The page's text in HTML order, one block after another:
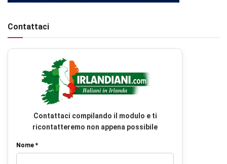
Contattaci
Contattaci compilando il modulo e ti
ricontatteremo non appena possibile
Nome *